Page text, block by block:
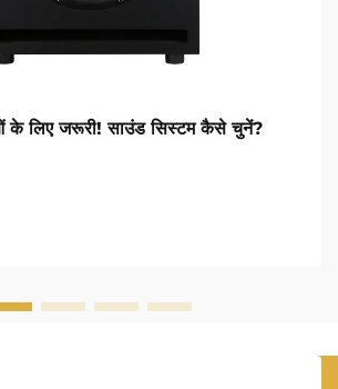
के लिए जरूरी! साउंड सिस्टम कैसे चुनें?